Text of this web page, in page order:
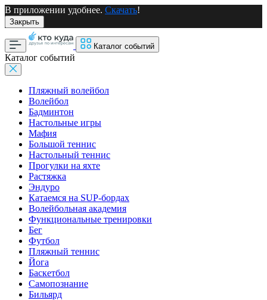
В приложении удобнее. Скачать!
Закрыть
Каталог событий
Каталог событий
Пляжный волейбол
Волейбол
Бадминтон
Настольные игры
Мафия
Большой теннис
Настольный теннис
Прогулки на яхте
Растяжка
Эндуро
Катаемся на SUP-бордах
Волейбольная академия
Функциональные тренировки
Бег
Футбол
Пляжный теннис
Йога
Баскетбол
Самопознание
Бильярд